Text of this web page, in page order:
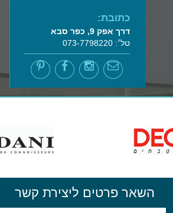
כתובת:
דרך אפק 9, כפר סבא
טל׳: 073-7798220
השאר פרטים ליצירת קשר